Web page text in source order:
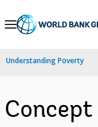
Skip
Navigation
Understanding Poverty